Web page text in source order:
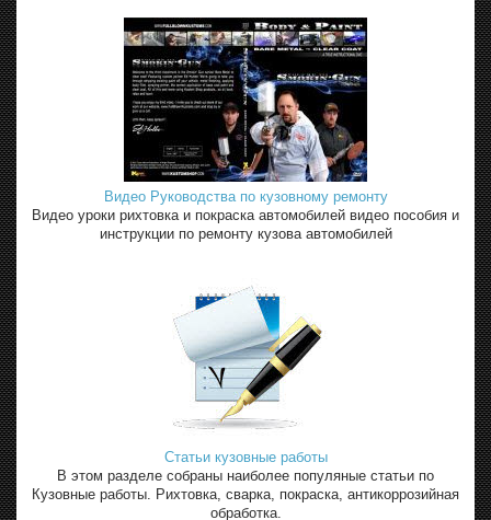
Видео Руководства по кузовному ремонту
Видео уроки рихтовка и покраска автомобилей видео пособия и
инструкции по ремонту кузова автомобилей
Статьи кузовные работы
В этом разделе собраны наиболее популяные статьи по
Кузовные работы. Рихтовка, сварка, покраска, антикоррозийная
обработка.